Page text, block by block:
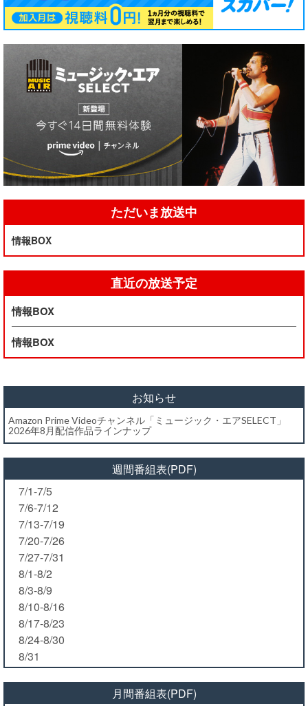
ただいま放送中
情報BOX
直近の放送予定
情報BOX
情報BOX
お知らせ
Amazon Prime Videoチャンネル「ミュージック・エアSELECT」
2026年8月配信作品ラインナップ
週間番組表(PDF)
7/1-7/5
7/6-7/12
7/13-7/19
7/20-7/26
7/27-7/31
8/1-8/2
8/3-8/9
8/10-8/16
8/17-8/23
8/24-8/30
8/31
月間番組表(PDF)